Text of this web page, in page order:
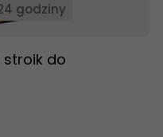
godziny
do